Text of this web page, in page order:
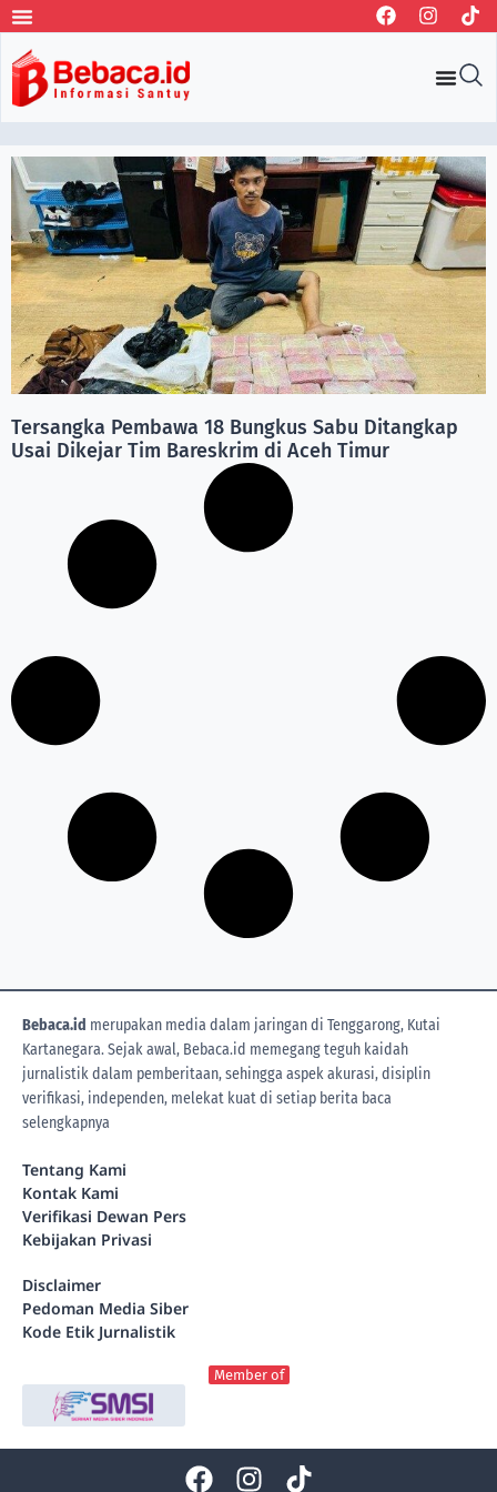
Tersangka Pembawa 18 Bungkus Sabu Ditangkap
Usai Dikejar Tim Bareskrim di Aceh Timur
Bebaca.id merupakan media dalam jaringan di Tenggarong, Kutai
Kartanegara. Sejak awal, Bebaca.id memegang teguh kaidah
jurnalistik dalam pemberitaan, sehingga aspek akurasi, disiplin
verifikasi, independen, melekat kuat di setiap berita baca
selengkapnya
Tentang Kami
Kontak Kami
Verifikasi Dewan Pers
Kebijakan Privasi
Disclaimer
Pedoman Media Siber
Kode Etik Jurnalistik
Member of